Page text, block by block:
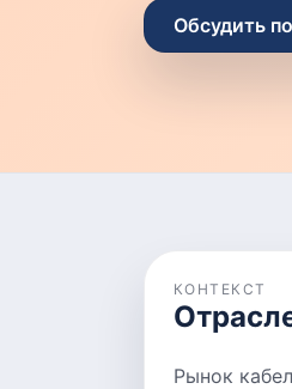
Обсудить
КОНТЕКСТ
Рынок